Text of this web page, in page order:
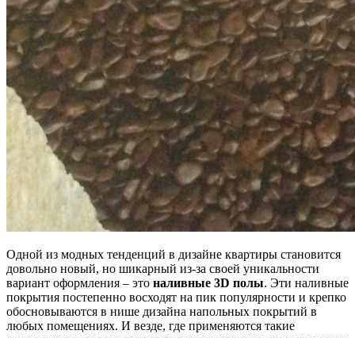
Одной из модных тенденций в дизайне квартиры становится
довольно новый, но шикарный из-за своей уникальности
вариант оформления – это наливные 3D полы. Эти наливные
покрытия постепенно восходят на пик популярности и крепко
обосновываются в нише дизайна напольных покрытий в
любых помещениях. И везде, где применяются такие